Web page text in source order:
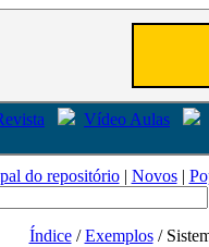
Vídeo Aulas
do repositório| Novos|
Índice/Exemplos/